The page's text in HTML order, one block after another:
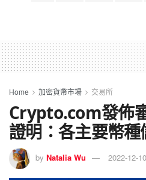
Home 加密貨幣市場 交易所
Crypto.com發佈
證明：各主要幣
by Natalia Wu 2022-12-10